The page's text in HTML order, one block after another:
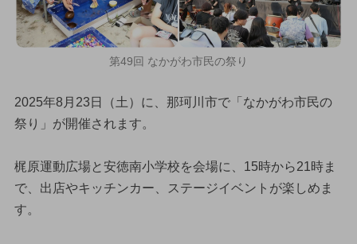
第49回 なかがわ市民の祭り
2025年8月23日（土）に、那珂川市で「なかがわ市民の
祭り」が開催されます。
梶原運動広場と安徳南小学校を会場に、15時から21時ま
で、出店やキッチンカー、ステージイベントが楽しめま
す。